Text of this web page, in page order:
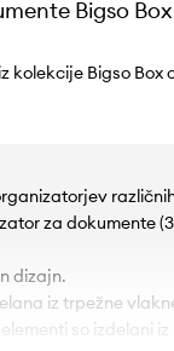
Bigso
kolekcije Bigso Box
za dokumente
dizajn.
iz trpežne
elementi so izdelani